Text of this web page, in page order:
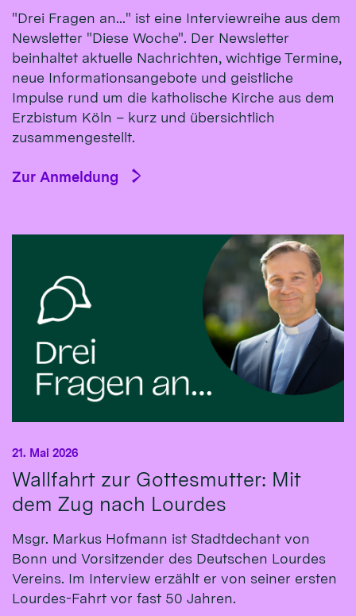
"Drei Fragen an..." ist eine Interviewreihe aus dem
Newsletter "Diese Woche". Der Newsletter
beinhaltet aktuelle Nachrichten, wichtige Termine,
neue Informationsangebote und geistliche
Impulse rund um die katholische Kirche aus dem
Erzbistum Köln – kurz und übersichtlich
zusammengestellt.
Zur Anmeldung
Wallfahrt zur Gottesmutter: Mit
dem Zug nach Lourdes
21. Mai 2026
Msgr. Markus Hofmann ist Stadtdechant von
Bonn und Vorsitzender des Deutschen Lourdes
Vereins. Im Interview erzählt er von seiner ersten
Lourdes-Fahrt vor fast 50 Jahren.